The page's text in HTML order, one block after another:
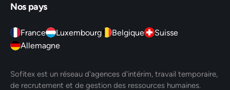
Nos pays
France Luxembourg Belgique
Suisse
Allemagne
Sofitex est un réseau d'agences d'intérim, travail temporaire,
de recrutement et de gestion des ressources humaines.